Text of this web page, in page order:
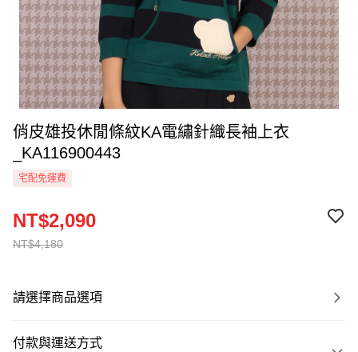
俏皮雄投休閒條紋KA電繡針織長袖上衣
_KA116900443
宅配免運費
NT$4,180
NT$2,090
請選擇商品選項
付款與運送方式